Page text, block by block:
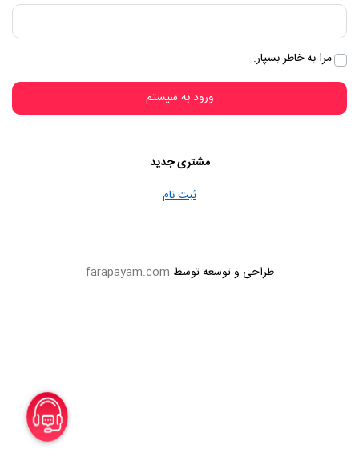
مرا به خاطر بسپار.
ورود به سیستم
مشتری جدید
ثبت نام
طراحی و توسعه توسط farapayam.com